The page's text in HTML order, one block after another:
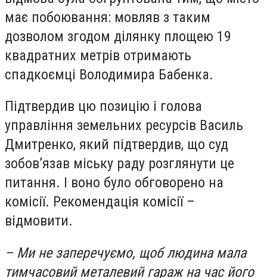
має побоювання: мовляв з таким
дозволом згодом ділянку площею 19
квадратних метрів отримають
спадкоємці Володимира Бабенка.
Підтвердив цю позицію і голова
управління земельних ресурсів Василь
Дмитренко, який підтвердив, що суд
зобов’язав міську раду розглянути це
питання. І воно було обговорено на
комісії. Рекомендація комісії –
відмовити.
– Ми не заперечуємо, щоб людина мала
тимчасовий металевий гараж на час його